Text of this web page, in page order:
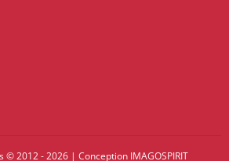
© 2012 - 2026 | Conception IMAGOSPIRIT